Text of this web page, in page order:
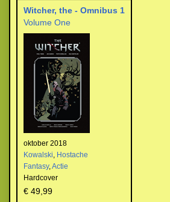
Witcher, the - Omnibus 1
Volume One
oktober 2018
Kowalski, Hostache
Fantasy,Actie
Hardcover
€ 49,99